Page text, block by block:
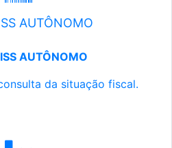
AUTÔNOMO
AUTÔNOMO
da situação fiscal.